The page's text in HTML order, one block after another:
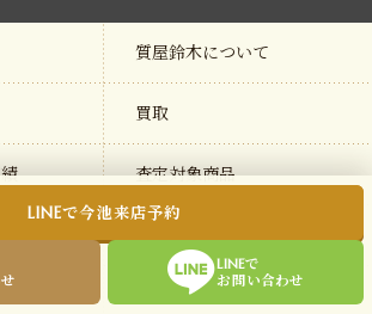
質屋鈴木について
買取
査定対象商品
よくある質問
店舗情報
LINEで
お問い合わせ
LINEで今池来店予約